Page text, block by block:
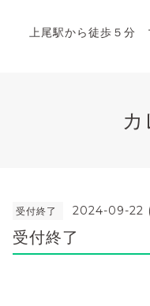
上尾駅から徒歩５分
受付終了 2024-09-22
受付終了